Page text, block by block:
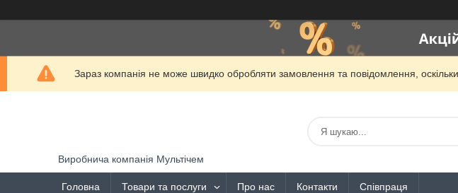
Зараз компанія не може швидко обробляти замовлення та повідомлення,
Виробнича компанія Мультічем
Головна Товари та послуги Про нас Контакти Співпраця